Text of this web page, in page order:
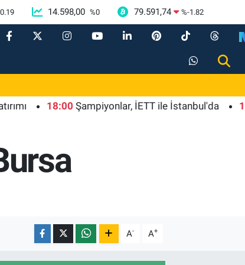
0.19 14.598,00 %0 79.591,74 %-1.82
18:00 Şampiyonlar, İETT ile İstanbul'da 19:00
A- A+